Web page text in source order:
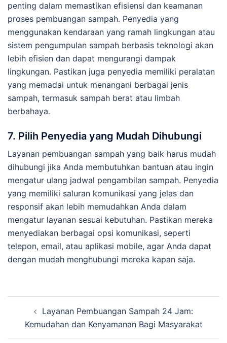
penting dalam memastikan efisiensi dan keamanan
proses pembuangan sampah. Penyedia yang
menggunakan kendaraan yang ramah lingkungan atau
sistem pengumpulan sampah berbasis teknologi akan
lebih efisien dan dapat mengurangi dampak
lingkungan. Pastikan juga penyedia memiliki peralatan
yang memadai untuk menangani berbagai jenis
sampah, termasuk sampah berat atau limbah
berbahaya.
7. Pilih Penyedia yang Mudah Dihubungi
Layanan pembuangan sampah yang baik harus mudah
dihubungi jika Anda membutuhkan bantuan atau ingin
mengatur ulang jadwal pengambilan sampah. Penyedia
yang memiliki saluran komunikasi yang jelas dan
responsif akan lebih memudahkan Anda dalam
mengatur layanan sesuai kebutuhan. Pastikan mereka
menyediakan berbagai opsi komunikasi, seperti
telepon, email, atau aplikasi mobile, agar Anda dapat
dengan mudah menghubungi mereka kapan saja.
TulisanLayanan Pembuangan Sampah 24 Jam:
Kemudahan dan Kenyamanan Bagi Masyarakat